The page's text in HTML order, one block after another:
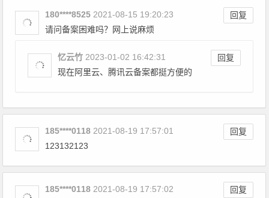
180****8525 回复
2021-08-15 19:20:23
请问备案困难吗？网上说麻烦
忆云竹 回复
2023-01-02 16:42:31
现在阿里云、腾讯云备案都挺方便的
185****0118 回复
2021-08-19 17:57:01
123132123
185****0118 回复
2021-08-19 17:57:02